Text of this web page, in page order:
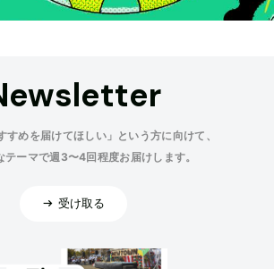
すめを届けてほしい」という方に向けて、
テーマで週3〜4回程度お届けします。
受け取る